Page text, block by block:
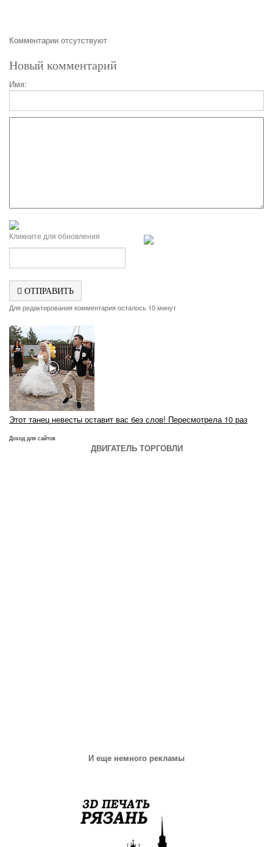
Комментарии отсутствуют
Новый комментарий
Имя:
Кликните для обновления
ОТПРАВИТЬ
Для редактирования комментария осталось 10 минут
Этот танец невесты оставит вас без слов! Пересмотрела 10 раз
Доход для сайтов
ДВИГАТЕЛЬ ТОРГОВЛИ
И еще немного рекламы